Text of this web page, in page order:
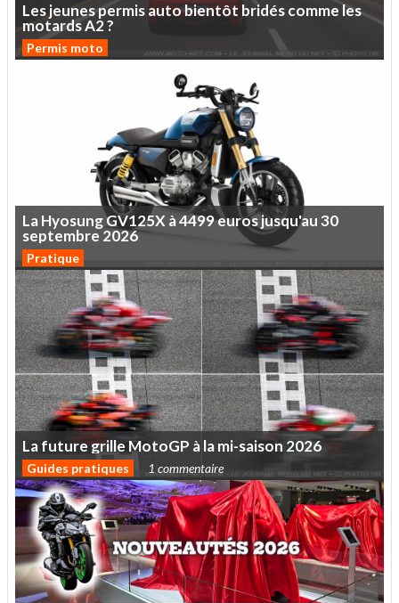
Lesjeunespermisautobientôt bridéscommeles
motardsA2?
Permis moto
LaHyosungGV125X à4499eurosjusqu'au30
septembre 2026
Pratique
Lafuturegrille MotoGP àlami-saison 2026
Guides pratiques 1 commentaire